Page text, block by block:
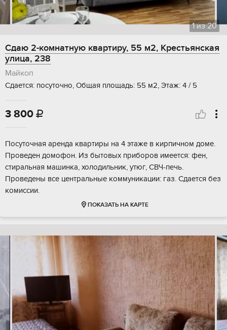
1из20
Сдаю 2-комнатную квартиру, 55 м2, Крестьянская
улица, 238
Майкоп
Сдается: посуточно, Общая площадь: 55 м2, Этаж: 4 / 5
3 800 
Посуточная аренда квартиры на 4 этаже в кирпичном доме.
Проведен домофон. Из бытовых приборов имеется: фен,
стиральная машинка, холодильник, утюг, СВЧ-печь.
Проведены все центральные коммуникации: газ. Сдается без
комиссии.
ПОКАЗАТЬ НА КАРТЕ